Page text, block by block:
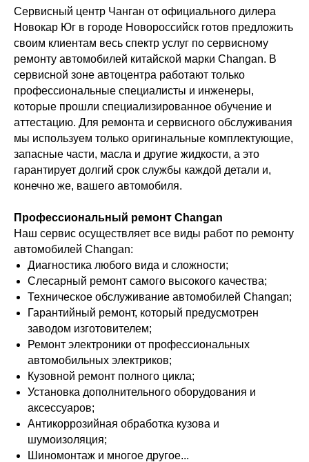
Сервисный центр Чанган от официального дилера
Новокар Юг в городе Новороссийск готов предложить
своим клиентам весь спектр услуг по сервисному
ремонту автомобилей китайской марки Changan. В
сервисной зоне автоцентра работают только
профессиональные специалисты и инженеры,
которые прошли специализированное обучение и
аттестацию. Для ремонта и сервисного обслуживания
мы используем только оригинальные комплектующие,
запасные части, масла и другие жидкости, а это
гарантирует долгий срок службы каждой детали и,
конечно же, вашего автомобиля.
Профессиональный ремонт Changan
Наш сервис осуществляет все виды работ по ремонту
автомобилей Changan:
Диагностика любого вида и сложности;
Слесарный ремонт самого высокого качества;
Техническое обслуживание автомобилей Changan;
Гарантийный ремонт, который предусмотрен
заводом изготовителем;
Ремонт электроники от профессиональных
автомобильных электриков;
Кузовной ремонт полного цикла;
Установка дополнительного оборудования и
аксессуаров;
Антикоррозийная обработка кузова и
шумоизоляция;
Шиномонтаж и многое другое...